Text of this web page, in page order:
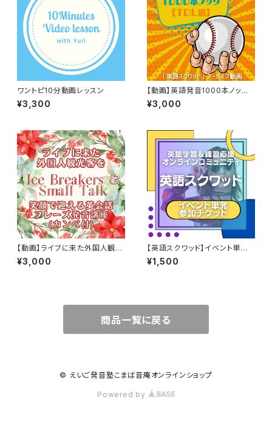
ワントピ10分動画レッスン
¥3,300
【動画】英語発音1000本ノック
【TDL編】【英語スクワッド アー
カイブ配信シリーズ】
¥3,000
【動画】ライブに来た外国人観光
客を笑顔で迎える英会話フレー
ズ発音講座（カンペ付）【英語ス
¥3,000
【英語スクワッド】イベント単発
参加チケット
¥1,500
商品一覧に戻る
© えいご発音塾こまば音庵オンラインショップ
Powered by